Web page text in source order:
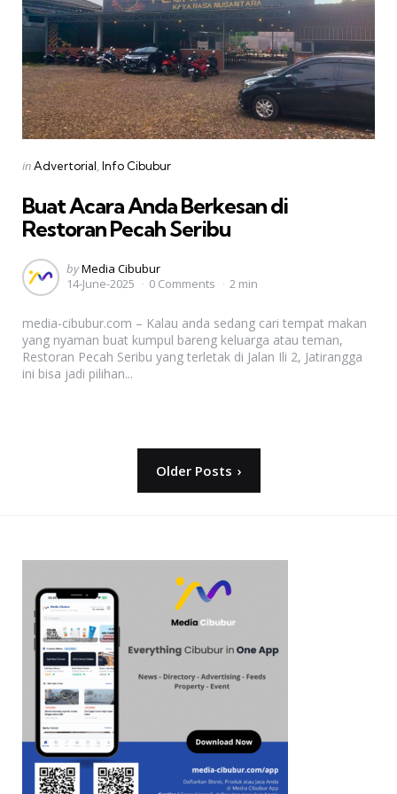
Categories
Posted
inAdvertorial Info Cibubur
Buat Acara Anda Berkesan di
Restoran Pecah Seribu
Posted
by
byMedia Cibubur
14-June-2025
0 Comments 2 min
media-cibubur.com – Kalau anda sedang cari tempat makan
yang nyaman buat kumpul bareng keluarga atau teman,
Restoran Pecah Seribu yang terletak di Jalan Ili 2, Jatirangga
ini bisa jadi pilihan...
Older Posts